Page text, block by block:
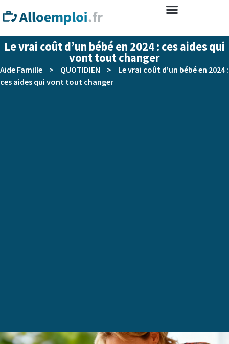
Le vrai coût d’un bébé en 2024 : ces aides qui
vont tout changer
Aide Famille > QUOTIDIEN >
Le vrai coût d’un bébé en 2024 :
ces aides qui vont tout changer